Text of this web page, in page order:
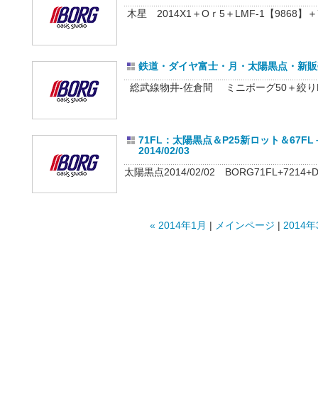
木星 2014X1＋Oｒ5＋LMF-1【9868】
鉄道・ダイヤ富士・月・太陽黒点・新
総武線物井-佐倉間 ミニボーグ50＋絞
71FL：太陽黒点＆P25新ロット＆
2014/02/03
太陽黒点2014/02/02
« 2014年1月 | メインページ | 2014